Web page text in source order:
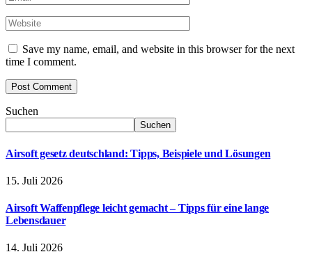
Save my name, email, and website in this browser for the next
time I comment.
Suchen
Suchen
Airsoft gesetz deutschland: Tipps, Beispiele und Lösungen
15. Juli 2026
Airsoft Waffenpflege leicht gemacht – Tipps für eine lange
Lebensdauer
14. Juli 2026